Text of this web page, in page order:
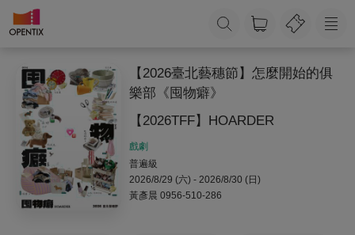
【2026臺北藝穗節】怎麼開始的俱
樂部《囤物癖》
【2026TFF】HOARDER
戲劇
普遍級
2026/8/29 (六) - 2026/8/30 (日)
黃彥晨 0956-510-286